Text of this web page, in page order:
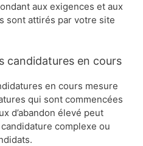
aux exigences et aux
sont attirés par votre site
candidatures en cours
en cours mesure
qui sont commencées
d’abandon élevé peut
complexe ou